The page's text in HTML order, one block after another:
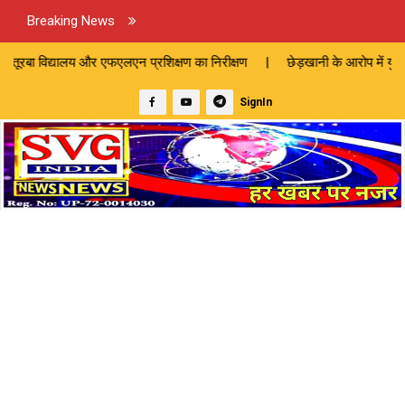
Breaking News
प्रशिक्षण का निरीक्षण | छेड़खानी के आरोप में युवक को अर्द्धनग्न के
SignIn